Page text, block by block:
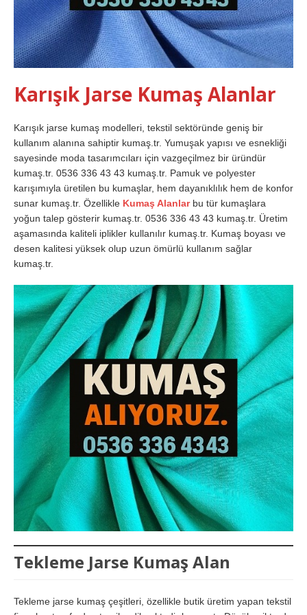
Karışık Jarse Kumaş Alanlar
Karışık jarse kumaş modelleri, tekstil sektöründe geniş bir
kullanım alanına sahiptir kumaş.tr. Yumuşak yapısı ve esnekliği
sayesinde moda tasarımcıları için vazgeçilmez bir üründür
kumaş.tr. 0536 336 43 43 kumaş.tr. Pamuk ve polyester
karışımıyla üretilen bu kumaşlar, hem dayanıklılık hem de konfor
sunar kumaş.tr. Özellikle Kumaş Alanlarbu tür kumaşlara
yoğun talep gösterir kumaş.tr. 0536 336 43 43 kumaş.tr. Üretim
aşamasında kaliteli iplikler kullanılır kumaş.tr. Kumaş boyası ve
desen kalitesi yüksek olup uzun ömürlü kullanım sağlar
kumaş.tr.
Tekleme Jarse Kumaş Alan
Tekleme jarse kumaş çeşitleri, özellikle butik üretim yapan tekstil